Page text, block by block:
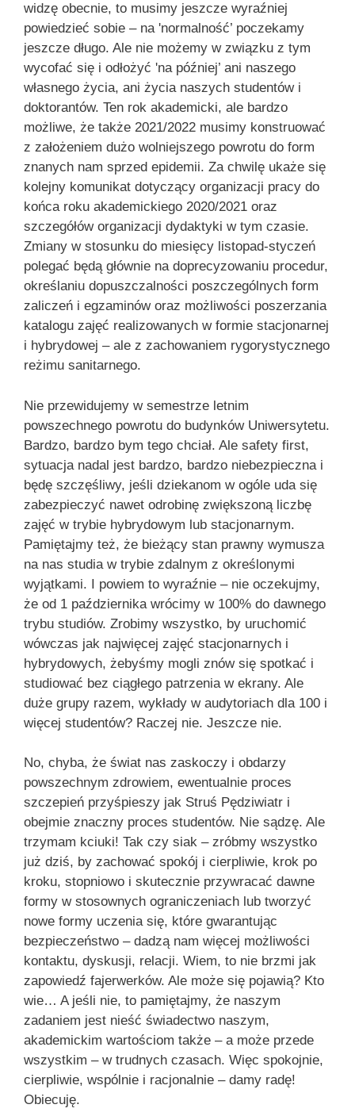
widzę obecnie, to musimy jeszcze wyraźniej
powiedzieć sobie – na 'normalność’ poczekamy
jeszcze długo. Ale nie możemy w związku z tym
wycofać się i odłożyć 'na później’ ani naszego
własnego życia, ani życia naszych studentów i
doktorantów. Ten rok akademicki, ale bardzo
możliwe, że także 2021/2022 musimy konstruować
z założeniem dużo wolniejszego powrotu do form
znanych nam sprzed epidemii. Za chwilę ukaże się
kolejny komunikat dotyczący organizacji pracy do
końca roku akademickiego 2020/2021 oraz
szczegółów organizacji dydaktyki w tym czasie.
Zmiany w stosunku do miesięcy listopad-styczeń
polegać będą głównie na doprecyzowaniu procedur,
określaniu dopuszczalności poszczególnych form
zaliczeń i egzaminów oraz możliwości poszerzania
katalogu zajęć realizowanych w formie stacjonarnej
i hybrydowej – ale z zachowaniem rygorystycznego
reżimu sanitarnego.
Nie przewidujemy w semestrze letnim
powszechnego powrotu do budynków Uniwersytetu.
Bardzo, bardzo bym tego chciał. Ale safety first,
sytuacja nadal jest bardzo, bardzo niebezpieczna i
będę szczęśliwy, jeśli dziekanom w ogóle uda się
zabezpieczyć nawet odrobinę zwiększoną liczbę
zajęć w trybie hybrydowym lub stacjonarnym.
Pamiętajmy też, że bieżący stan prawny wymusza
na nas studia w trybie zdalnym z określonymi
wyjątkami. I powiem to wyraźnie – nie oczekujmy,
że od 1 października wrócimy w 100% do dawnego
trybu studiów. Zrobimy wszystko, by uruchomić
wówczas jak najwięcej zajęć stacjonarnych i
hybrydowych, żebyśmy mogli znów się spotkać i
studiować bez ciągłego patrzenia w ekrany. Ale
duże grupy razem, wykłady w audytoriach dla 100 i
więcej studentów? Raczej nie. Jeszcze nie.
No, chyba, że świat nas zaskoczy i obdarzy
powszechnym zdrowiem, ewentualnie proces
szczepień przyśpieszy jak Struś Pędziwiatr i
obejmie znaczny proces studentów. Nie sądzę. Ale
trzymam kciuki! Tak czy siak – zróbmy wszystko
już dziś, by zachować spokój i cierpliwie, krok po
kroku, stopniowo i skutecznie przywracać dawne
formy w stosownych ograniczeniach lub tworzyć
nowe formy uczenia się, które gwarantując
bezpieczeństwo – dadzą nam więcej możliwości
kontaktu, dyskusji, relacji. Wiem, to nie brzmi jak
zapowiedź fajerwerków. Ale może się pojawią? Kto
wie… A jeśli nie, to pamiętajmy, że naszym
zadaniem jest nieść świadectwo naszym,
akademickim wartościom także – a może przede
wszystkim – w trudnych czasach. Więc spokojnie,
cierpliwie, wspólnie i racjonalnie – damy radę!
Obiecuję.